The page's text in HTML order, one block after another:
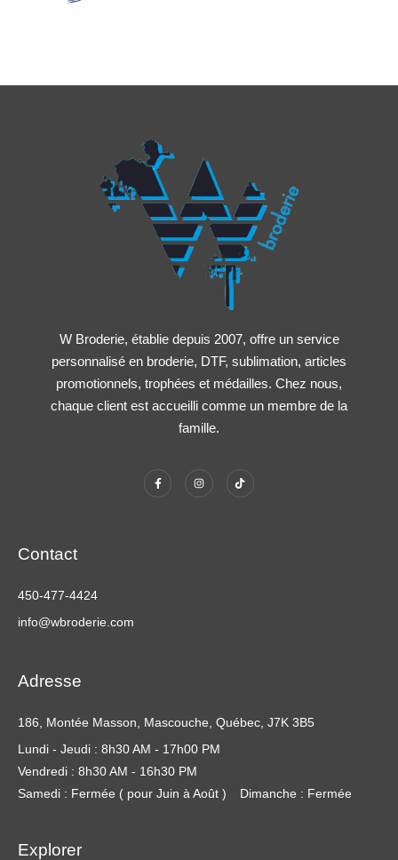
W Broderie, établie depuis 2007, offre un service
personnalisé en broderie, DTF, sublimation, articles
promotionnels, trophées et médailles. Chez nous,
chaque client est accueilli comme un membre de la
famille.
Contact
450-477-4424
info@wbroderie.com
Adresse
186, Montée Masson, Mascouche, Québec, J7K 3B5
Lundi - Jeudi : 8h30 AM - 17h00 PM
Vendredi : 8h30 AM - 16h30 PM
Samedi : Fermée ( pour Juin à Août )
Dimanche : Fermée
Explorer